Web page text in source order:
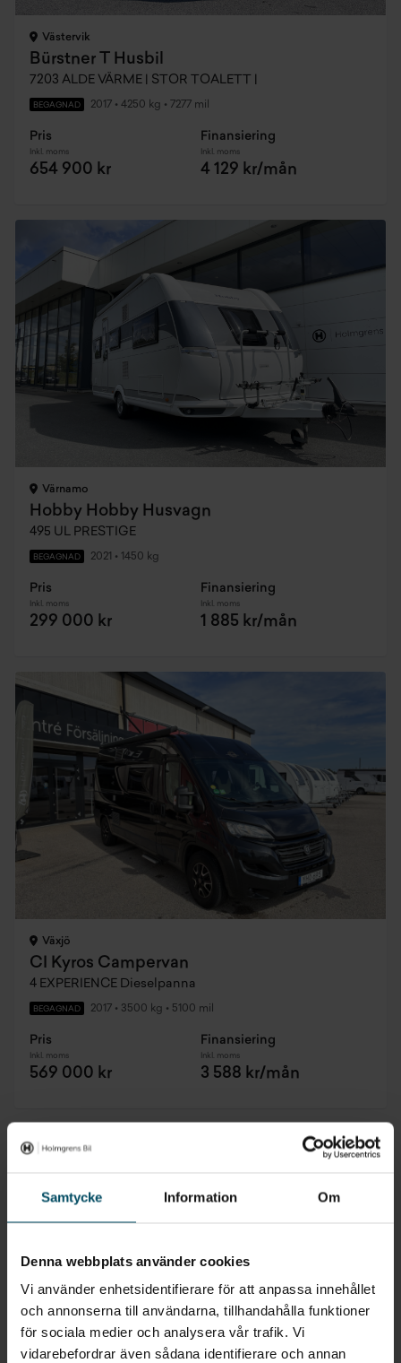
Samtycke Information Om
Denna webbplats använder cookies
Vi använder enhetsidentifierare för att anpassa innehållet
och annonserna till användarna, tillhandahålla funktioner
för sociala medier och analysera vår trafik. Vi
vidarebefordrar även sådana identifierare och annan
Västervik
Bürstner T Husbil
7203 ALDE VÄRME | STOR TOALETT |
BEGAGNAD 2017 • 4250 kg • 7277 mil
Pris
Inkl. moms
654 900 kr
Finansiering
Inkl. moms
4 129 kr/mån
Värnamo
Hobby Hobby Husvagn
495 UL PRESTIGE
BEGAGNAD 2021 • 1450 kg
Pris
Inkl. moms
299 000 kr
Finansiering
Inkl. moms
1 885 kr/mån
Växjö
CI Kyros Campervan
4 EXPERIENCE Dieselpanna
BEGAGNAD 2017 • 3500 kg • 5100 mil
Pris
Inkl. moms
569 000 kr
Finansiering
Inkl. moms
3 588 kr/mån